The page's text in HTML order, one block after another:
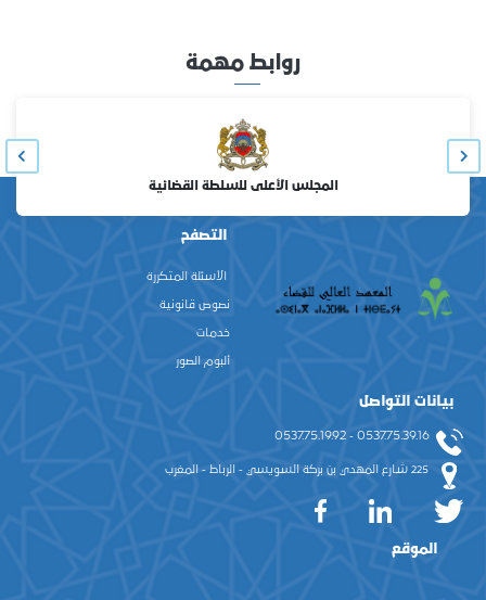
روابط مهمة
المجلس الأعلى للسلطة القضائية
التصفح
الأسئلة المتكررة
نصوص قانونية
خدمات
ألبوم الصور
بيانات التواصل
0537.75.39.16 - 0537.75.19.92
225 شارع المهدي بن بركة السويسي - الرباط - المغرب
الموقع